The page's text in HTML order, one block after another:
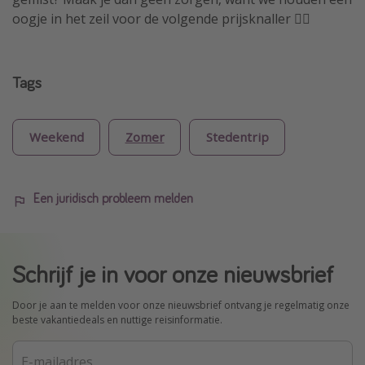
oogje in het zeil voor de volgende prijsknaller 🏴‍☠️
Tags
Weekend Zomer Stedentrip
Een juridisch probleem melden
Schrijf je in voor onze nieuwsbrief
Door je aan te melden voor onze nieuwsbrief ontvang je regelmatig onze
beste vakantiedeals en nuttige reisinformatie.